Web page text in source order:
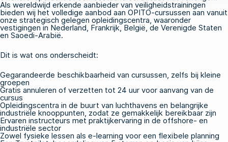
Als wereldwijd erkende aanbieder van veiligheidstrainingen
bieden wij het volledige aanbod aan OPITO-cursussen aan vanuit
onze strategisch gelegen opleidingscentra, waaronder
vestigingen in Nederland, Frankrijk, België, de Verenigde Staten
en Saoedi-Arabië.
Dit is wat ons onderscheidt:
Gegarandeerde beschikbaarheid van cursussen, zelfs bij kleine
groepen
Gratis annuleren of verzetten tot 24 uur voor aanvang van de
cursus
Opleidingscentra in de buurt van luchthavens en belangrijke
industriële knooppunten, zodat ze gemakkelijk bereikbaar zijn
Ervaren instructeurs met praktijkervaring in de offshore- en
industriële sector
Zowel fysieke lessen als e-learning voor een flexibele planning